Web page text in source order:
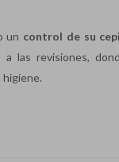
un control de su
a las revisiones,
higiene.